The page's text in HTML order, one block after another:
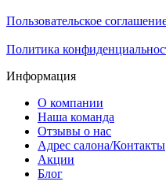
Пользовательское
Политика
Информация
О компании
Наша команда
Отзывы о нас
Адрес салона/Контакты
Акции
Блог